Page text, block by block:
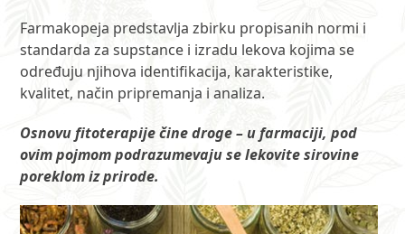
Farmakopeja predstavlja zbirku propisanih normi i
standarda za supstance i izradu lekova kojima se
određuju njihova identifikacija, karakteristike,
kvalitet, način pripremanja i analiza.
Osnovu fitoterapije čine droge – u farmaciji, pod
ovim pojmom podrazumevaju se lekovite sirovine
poreklom iz prirode.